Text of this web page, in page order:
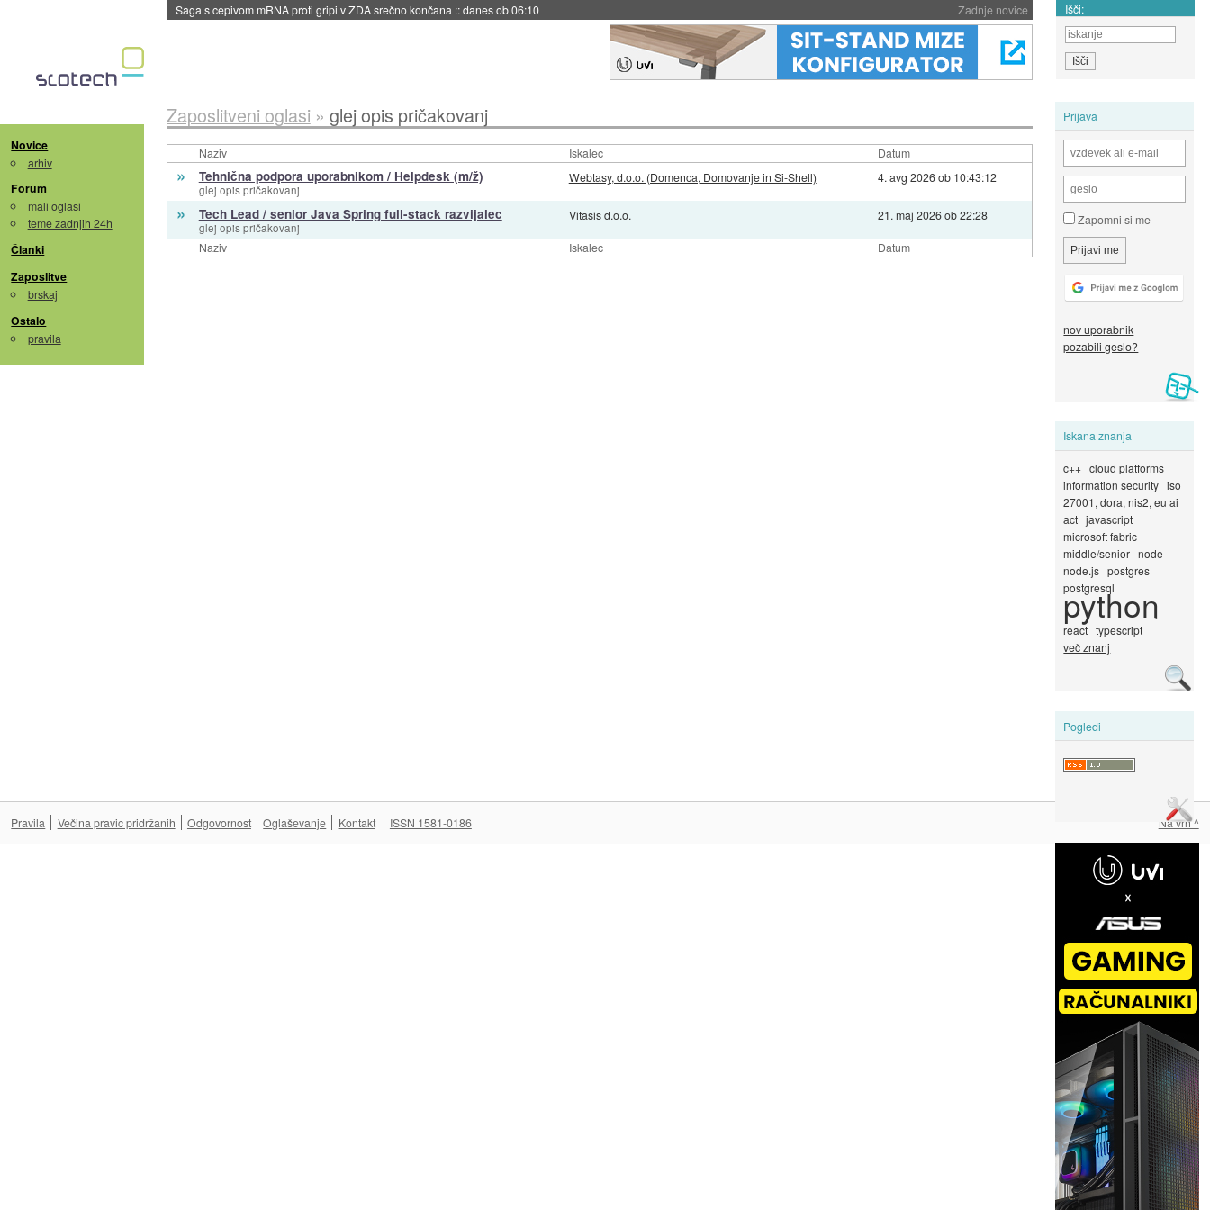
Zadnje novice
Saga s cepivom mRNA proti gripi v ZDA srečno končana ::danes ob 06:10 Išči:
Novice
arhiv
Forum
mali oglasi
teme zadnjih 24h
Članki
Zaposlitve
brskaj
Ostalo
pravila
Prijava
Zapomni si me
nov uporabnik
pozabili geslo?
Iskana znanja
c++ cloud platforms
information security iso
27001, dora, nis2, eu ai
act javascript
microsoft fabric
middle/senior node
node.js postgres
postgresql
python
react typescript
več znanj
Pogledi
Zaposlitveni oglasi » glej opis pričakovanj
Naziv Iskalec Datum
Naziv Iskalec Datum
» Tehnična podpora uporabnikom / Helpdesk (m/ž)
glej opis pričakovanj
Webtasy, d.o.o. (Domenca, Domovanje in Si-Shell) 4. avg 2026 ob 10:43:12
» Tech Lead / senior Java Spring full-stack razvijalec
glej opis pričakovanj
Vitasis d.o.o. 21. maj 2026 ob 22:28
Na vrh ^
Pravila Večina pravic pridržanih Odgovornost Oglaševanje Kontakt ISSN 1581-0186